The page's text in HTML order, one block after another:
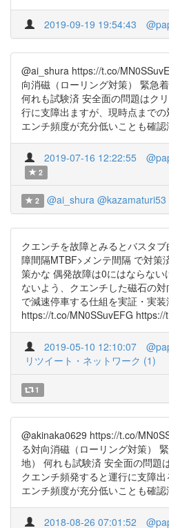
2019-09-19 19:54:43
@ai_shura https://t.co/
向消磁（ローリング対策） 緊急
何れも試験済 安全面の問題はク
行に支障出ますが、現時点まで
エンチ頻度が充分低いことも確認
2019-07-16 12:22:55
2
2 @ai_shura @kazamaturi53
クエンチを故障とみるとバスタ
障間隔MTBF>メンテ間隔 で対策
策かな 偶発故障は0にはならな
ないよう、クエンチした磁石の
で減速停車する仕組を実証・実装
https://t.co/MN0SSuvEFG https://
2019-05-10 12:10:07
リツイート・ネットワーク (1)
1
@akinaka0629 https://t.co/
る対向消磁（ローリング対策）
地） 何れも試験済 安全面の問題
クエンチ頻発すると運行に支障
エンチ頻度が充分低いことも確認
2018-08-26 07:01:52